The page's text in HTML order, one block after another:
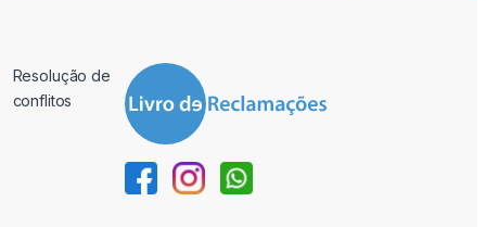
Resolução de
conflitos